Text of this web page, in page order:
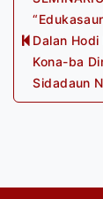
Dalan Hodi
Kona-ba
Sidadaun